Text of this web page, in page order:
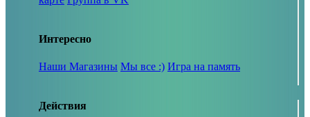
Интересно
Наши Магазины Мы все :) Игра на память
Действия